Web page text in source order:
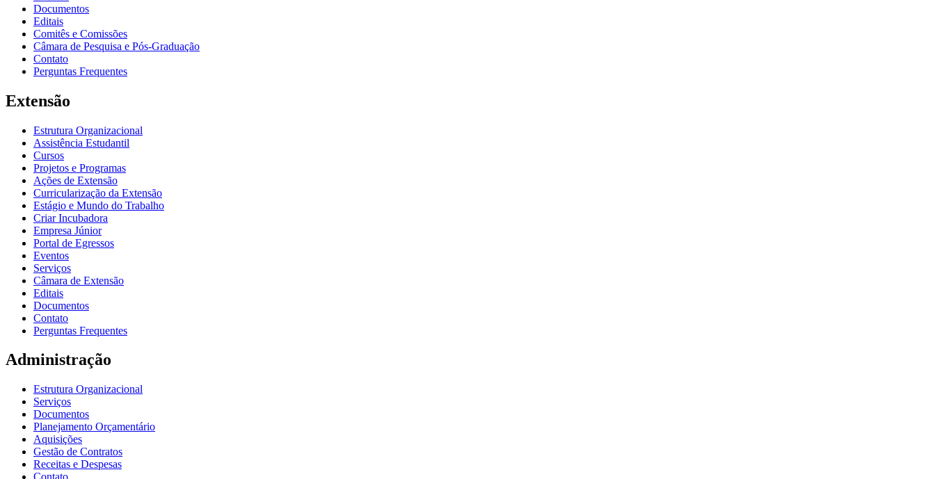
Documentos
Editais
Comitês e Comissões
Câmara de Pesquisa e Pós-Graduação
Contato
Perguntas Frequentes
Extensão
Estrutura Organizacional
Assistência Estudantil
Cursos
Projetos e Programas
Ações de Extensão
Curricularização da Extensão
Estágio e Mundo do Trabalho
Criar Incubadora
Empresa Júnior
Portal de Egressos
Eventos
Serviços
Câmara de Extensão
Editais
Documentos
Contato
Perguntas Frequentes
Administração
Estrutura Organizacional
Serviços
Documentos
Planejamento Orçamentário
Aquisições
Gestão de Contratos
Receitas e Despesas